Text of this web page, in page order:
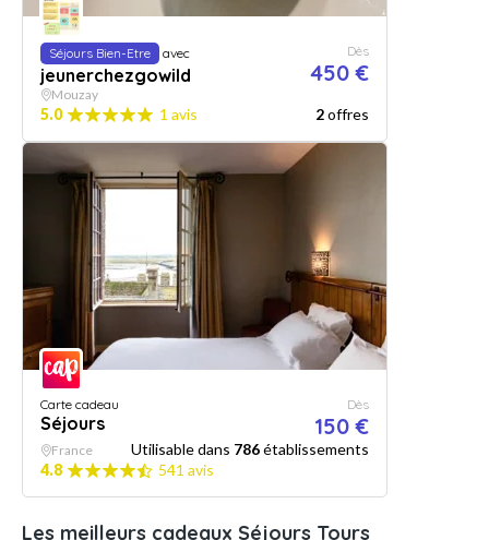
Séjours Bien-Etre avec
jeunerchezgowild
Dès
450 €
Mouzay
5.0 1 avis 2offres
Carte cadeau
Séjours
Dès
150 €
France Utilisable dans 786établissements
4.8
541 avis
Les meilleurs cadeaux Séjours Tours